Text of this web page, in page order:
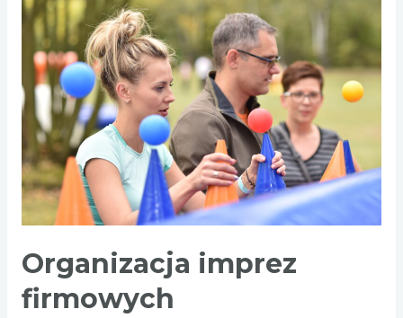
–
którą
wybrać?
Organizacja imprez
firmowych